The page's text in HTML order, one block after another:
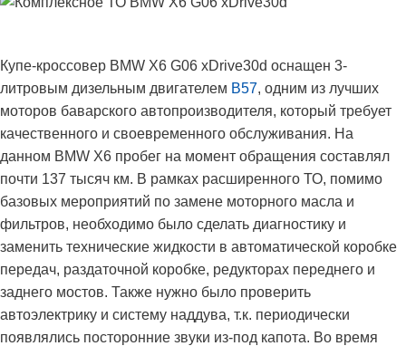
Купе-кроссовер BMW X6 G06 xDrive30d оснащен 3-
литровым дизельным двигателем B57, одним из лучших
моторов баварского автопроизводителя, который требует
качественного и своевременного обслуживания. На
данном BMW X6 пробег на момент обращения составлял
почти 137 тысяч км. В рамках расширенного ТО, помимо
базовых мероприятий по замене моторного масла и
фильтров, необходимо было сделать диагностику и
заменить технические жидкости в автоматической коробке
передач, раздаточной коробке, редукторах переднего и
заднего мостов. Также нужно было проверить
автоэлектрику и систему наддува, т.к. периодически
появлялись посторонние звуки из-под капота. Во время